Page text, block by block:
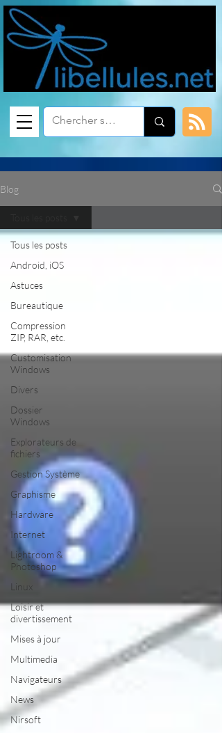
Blog
Tous les posts
Android, iOS
Astuces
Bureautique
Compression
ZIP, RAR, etc.
Customisation
Windows
Divers
Dossier
Windows
Explorateurs de
fichiers
Gestion Système
Graphisme
Hardware
Internet
Lightroom &
Photoshop
Linux
Loisir et
divertissement
Mises à jour
Multimedia
Navigateurs
News
Nirsoft